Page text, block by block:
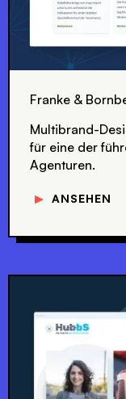
Franke &
Multibrand-
für eine der
Agenturen.
▼ ANSEHEN